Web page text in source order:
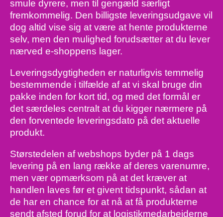
smule dyrere, men til gengæld særligt
fremkommelig. Den billigste leveringsudgave vil
dog altid vise sig at være at hente produkterne
selv, men den mulighed forudsætter at du lever
nærved e-shoppens lager.
Leveringsdygtigheden er naturligvis temmelig
bestemmende i tilfælde af at vi skal bruge din
pakke inden for kort tid, og med det formål er
det særdeles centralt at du kigger nærmere på
den forventede leveringsdato på det aktuelle
produkt.
Størstedelen af webshops byder på 1 dags
levering på en lang række af deres varenumre,
men vær opmærksom på at det kræver at
handlen laves før et givent tidspunkt, sådan at
de har en chance for at nå at få produkterne
sendt afsted forud for at logistikmedarbejderne